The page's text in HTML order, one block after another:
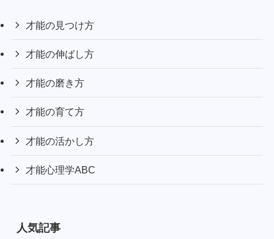
才能の見つけ方
才能の伸ばし方
才能の磨き方
才能の育て方
才能の活かし方
才能心理学ABC
人気記事